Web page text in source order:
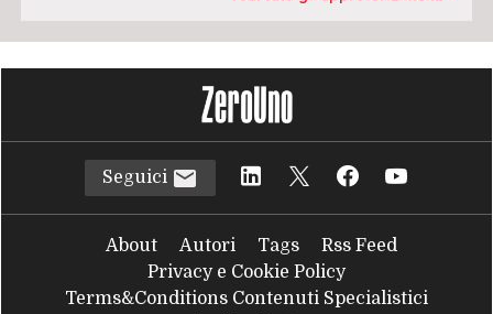
Seguici
About Autori Tags
Rss Feed
Privacy e Cookie Policy
Terms&Conditions Contenuti Specialistici